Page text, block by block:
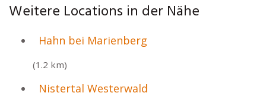
Weitere Locations in der Nähe
Hahn bei Marienberg
(1.2 km)
Nistertal Westerwald